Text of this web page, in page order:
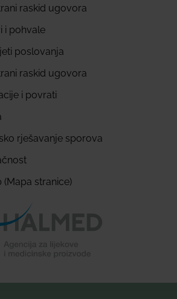
raskid ugovora
i pohvale
poslovanja
raskid ugovora
i povrati
rješavanje sporova
(Mapa stranice)